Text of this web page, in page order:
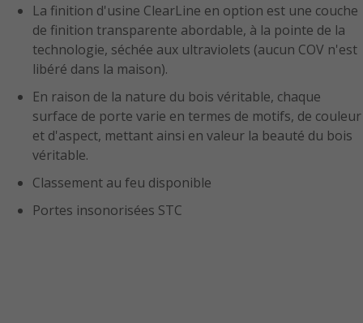
La finition d'usine ClearLine en option est une couche
de finition transparente abordable, à la pointe de la
technologie, séchée aux ultraviolets (aucun COV n'est
libéré dans la maison).
En raison de la nature du bois véritable, chaque
surface de porte varie en termes de motifs, de couleur
et d'aspect, mettant ainsi en valeur la beauté du bois
véritable.
Classement au feu disponible
Portes insonorisées STC